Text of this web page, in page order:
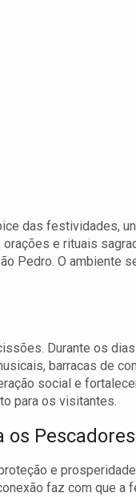
das festividades,
e rituais
Pedro. O ambiente
Durante os
barracas de
social e
para os visitantes.
os Pescadores
e
faz com que a